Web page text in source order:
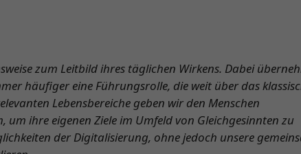
zum Leitbild ihres täglichen Wirkens. Dabei
häufiger eine Führungsrolle, die weit über das
Lebensbereiche geben wir den Menschen
ihre eigenen Ziele im Umfeld von Gleichgesinnten zu
der Digitalisierung, ohne jedoch unsere